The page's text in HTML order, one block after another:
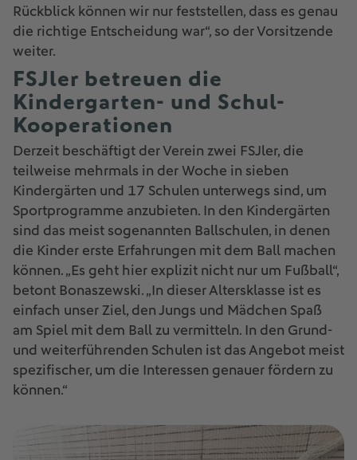
Rückblick können wir nur feststellen, dass es genau
die richtige Entscheidung war“, so der Vorsitzende
weiter.
FSJler betreuen die
Kindergarten- und Schul-
Kooperationen
Derzeit beschäftigt der Verein zwei FSJler, die
teilweise mehrmals in der Woche in sieben
Kindergärten und 17 Schulen unterwegs sind, um
Sportprogramme anzubieten. In den Kindergärten
sind das meist sogenannten Ballschulen, in denen
die Kinder erste Erfahrungen mit dem Ball machen
können. „Es geht hier explizit nicht nur um Fußball“,
betont Bonaszewski. „In dieser Altersklasse ist es
einfach unser Ziel, den Jungs und Mädchen Spaß
am Spiel mit dem Ball zu vermitteln. In den Grund-
und weiterführenden Schulen ist das Angebot meist
spezifischer, um die Interessen genauer fördern zu
können.“